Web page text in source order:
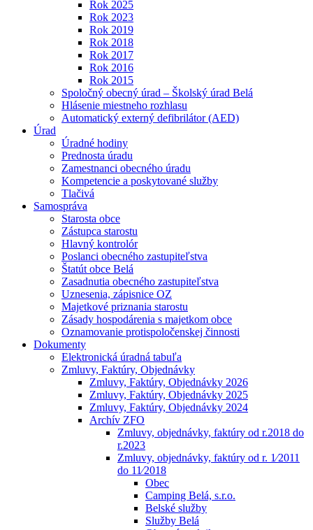
Rok 2025
Rok 2023
Rok 2019
Rok 2018
Rok 2017
Rok 2016
Rok 2015
Spoločný obecný úrad – Školský úrad Belá
Hlásenie miestneho rozhlasu
Automatický externý defibrilátor (AED)
Úrad
Úradné hodiny
Prednosta úradu
Zamestnanci obecného úradu
Kompetencie a poskytované služby
Tlačivá
Samospráva
Starosta obce
Zástupca starostu
Hlavný kontrolór
Poslanci obecného zastupiteľstva
Štatút obce Belá
Zasadnutia obecného zastupiteľstva
Uznesenia, zápisnice OZ
Majetkové priznania starostu
Zásady hospodárenia s majetkom obce
Oznamovanie protispoločenskej činnosti
Dokumenty
Elektronická úradná tabuľa
Zmluvy, Faktúry, Objednávky
Zmluvy, Faktúry, Objednávky 2026
Zmluvy, Faktúry, Objednávky 2025
Zmluvy, Faktúry, Objednávky 2024
Archív ZFO
Zmluvy, objednávky, faktúry od r.2018 do
r.2023
Zmluvy, objednávky, faktúry od r. 1⁄2011
do 11⁄2018
Obec
Camping Belá, s.r.o.
Belské služby
Služby Belá